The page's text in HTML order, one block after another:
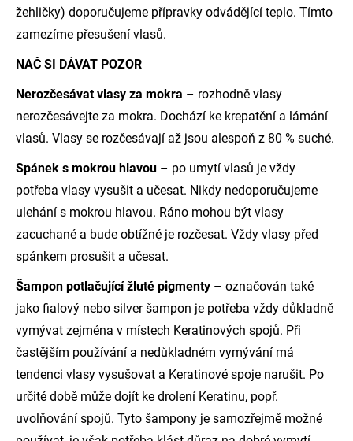
žehličky) doporučujeme přípravky odvádějící teplo. Tímto
zamezíme přesušení vlasů.
NAČ SI DÁVAT POZOR
Nerozčesávat vlasy za mokra – rozhodně vlasy
nerozčesávejte za mokra. Dochází ke krepatění a lámání
vlasů. Vlasy se rozčesávají až jsou alespoň z 80 % suché.
Spánek s mokrou hlavou – po umytí vlasů je vždy
potřeba vlasy vysušit a učesat. Nikdy nedoporučujeme
ulehání s mokrou hlavou. Ráno mohou být vlasy
zacuchané a bude obtížné je rozčesat. Vždy vlasy před
spánkem prosušit a učesat.
Šampon potlačující žluté pigmenty – označován také
jako fialový nebo silver šampon je potřeba vždy důkladně
vymývat zejména v místech Keratinových spojů. Při
častějším používání a nedůkladném vymývání má
tendenci vlasy vysušovat a Keratinové spoje narušit. Po
určité době může dojít ke drolení Keratinu, popř.
uvolňování spojů. Tyto šampony je samozřejmě možné